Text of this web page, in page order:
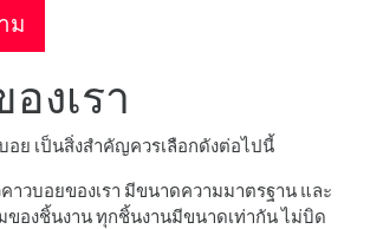
ม
งเรา
อย เป็นสิ่งสำคัญควรเลือกดังต่อไปนี้
าวบอยของเรา มีขนาดความมาตรฐาน และ
ของชิ้นงาน ทุกชิ้นงานมีขนาดเท่ากัน ไม่บิด